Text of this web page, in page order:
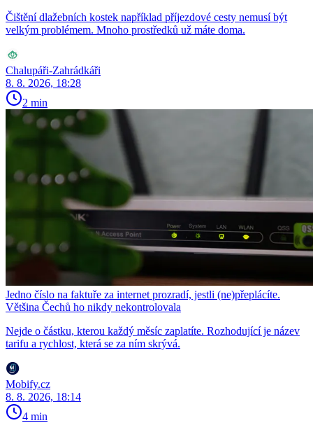
Čištění dlažebních kostek například příjezdové cesty nemusí být
velkým problémem. Mnoho prostředků už máte doma.
Chalupáři-Zahrádkáři
8. 8. 2026, 18:28
2 min
Jedno číslo na faktuře za internet prozradí, jestli (ne)přeplácíte.
Většina Čechů ho nikdy nekontrolovala
Nejde o částku, kterou každý měsíc zaplatíte. Rozhodující je název
tarifu a rychlost, která se za ním skrývá.
Mobify.cz
8. 8. 2026, 18:14
4 min